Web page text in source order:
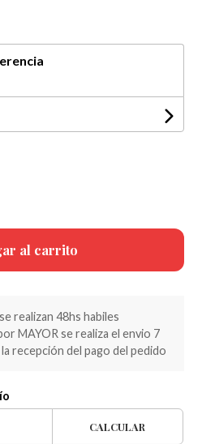
al carrito
realizan 48hs habiles
MAYOR se realiza el envio 7
recepción del pago del pedido
CALCULAR